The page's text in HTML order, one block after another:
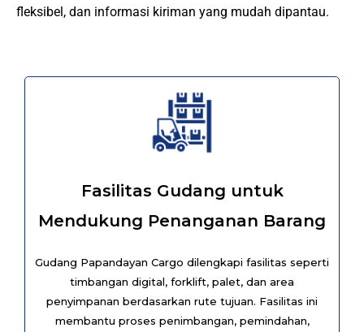
fleksibel, dan informasi kiriman yang mudah dipantau.
Fasilitas Gudang untuk
Mendukung Penanganan Barang
Gudang Papandayan Cargo dilengkapi fasilitas seperti
timbangan digital, forklift, palet, dan area
penyimpanan berdasarkan rute tujuan. Fasilitas ini
membantu proses penimbangan, pemindahan,